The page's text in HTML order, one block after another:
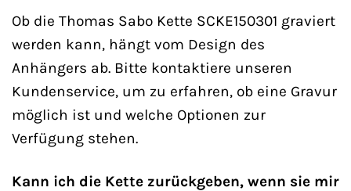
Ob die Thomas Sabo Kette SCKE150301 graviert
werden kann, hängt vom Design des
Anhängers ab. Bitte kontaktiere unseren
Kundenservice, um zu erfahren, ob eine Gravur
möglich ist und welche Optionen zur
Verfügung stehen.
Kann ich die Kette zurückgeben, wenn sie mir